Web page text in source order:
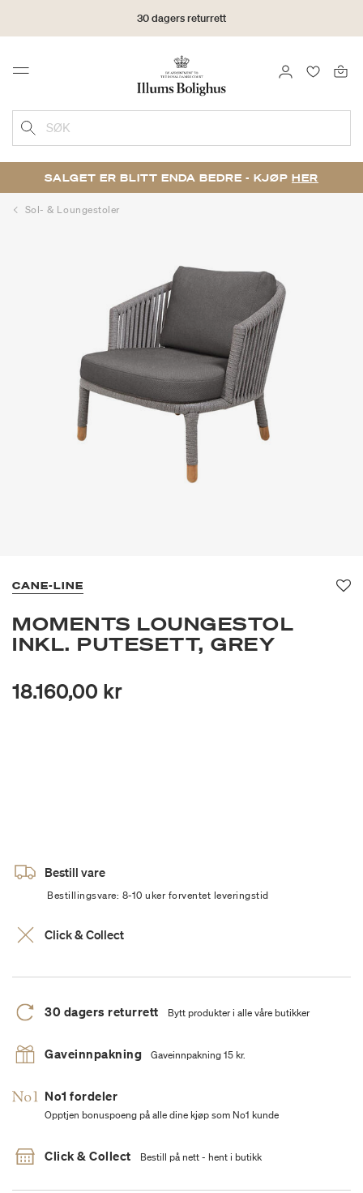
30 dagers returrett
Menu LOGG INN
SØK
SALGET ER BLITT ENDA BEDRE - KJØP HER
Sol- & Loungestoler
CANE-LINE
MOMENTS LOUNGESTOL
INKL. PUTESETT, GREY
18.160,00 kr
Bestill vare
Bestillingsvare: 8-10 uker forventet leveringstid
Click & Collect
30 dagers returrett Bytt produkter i alle våre butikker
Gaveinnpakning Gaveinnpakning 15 kr.
No1 fordeler
Opptjen bonuspoeng på alle dine kjøp som No1 kunde
Click & Collect Bestill på nett - hent i butikk